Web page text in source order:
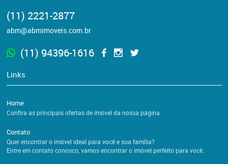
(11) 2221-2877
abm@abmimoveis.com.br
(11) 94396-1616
Links
Home
Confira as principais ofertas de imóvel da nossa página
Contato
Quer encontrar o imóvel ideal para você e sua família?
Entre em contato conosco, vamos encontrar o imóvel perfeito para você.